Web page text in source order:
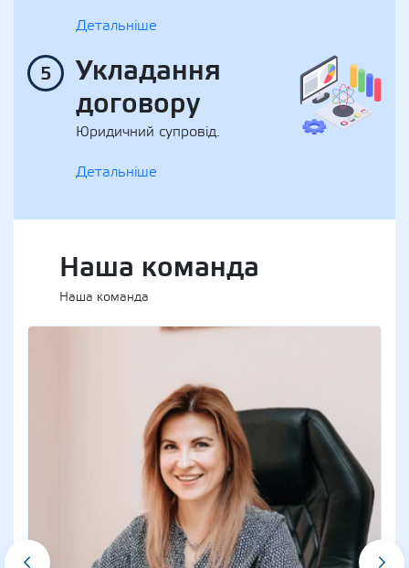
Детальніше
5
Укладання
договору
Юридичний супровід.
Детальніше
Наша команда
Наша команда
‹ ›